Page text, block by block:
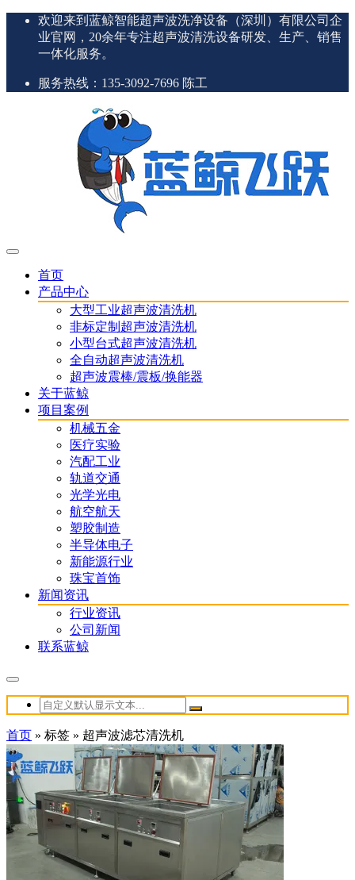
欢迎来到蓝鲸智能超声波洗净设备（深圳）有限公司企
业官网，20余年专注超声波清洗设备研发、生产、销售
一体化服务。
服务热线：135-3092-7696 陈工
首页
产品中心
大型工业超声波清洗机
非标定制超声波清洗机
小型台式超声波清洗机
全自动超声波清洗机
超声波震棒/震板/换能器
关于蓝鲸
项目案例
机械五金
医疗实验
汽配工业
轨道交通
光学光电
航空航天
塑胶制造
半导体电子
新能源行业
珠宝首饰
新闻资讯
行业资讯
公司新闻
联系蓝鲸
首页 » 标签 » 超声波滤芯清洗机